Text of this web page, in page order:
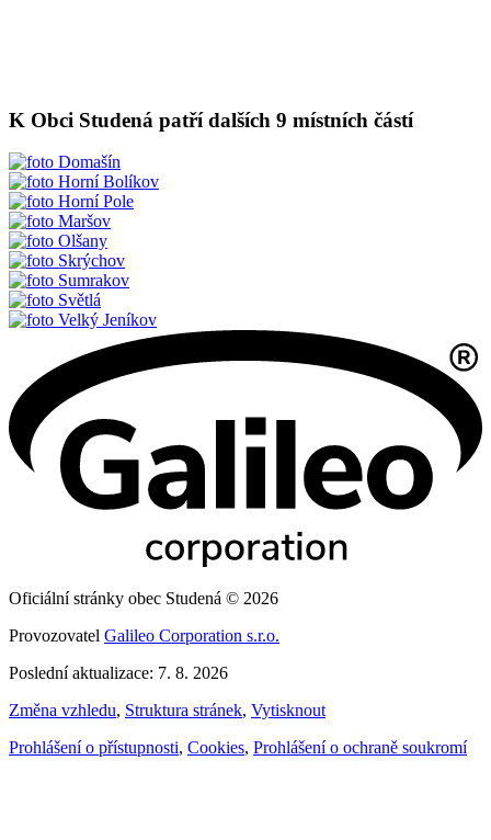
K Obci Studená patří dalších 9 místních částí
Domašín
Horní Bolíkov
Horní Pole
Maršov
Olšany
Skrýchov
Sumrakov
Světlá
Velký Jeníkov
Oficiální stránky obec Studená © 2026
Provozovatel Galileo Corporation s.r.o.
Poslední aktualizace: 7. 8. 2026
Změna vzhledu, Struktura stránek, Vytisknout
Prohlášení o přístupnosti, Cookies, Prohlášení o ochraně soukromí